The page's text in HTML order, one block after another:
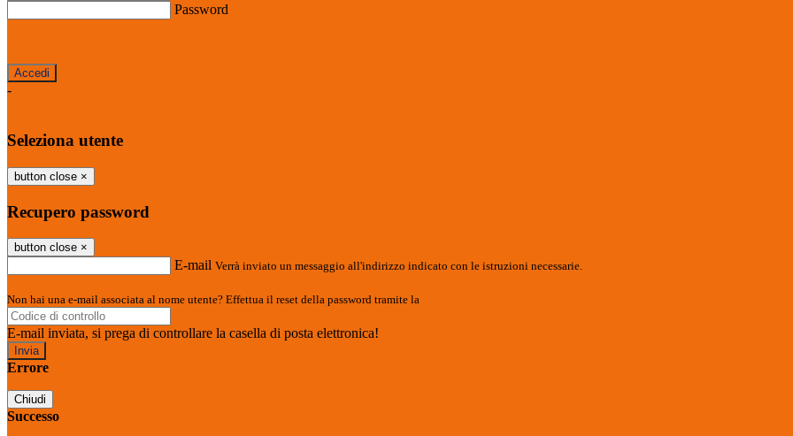
Password
-
Seleziona utente
button close ×
Recupero password
button close ×
E-mail Verrà inviato un messaggio all'indirizzo indicato con le istruzioni necessarie.
Non hai una e-mail associata al nome utente? Effettua il reset della password tramite la
E-mail inviata, si prega di controllare la casella di posta elettronica!
Errore
Chiudi
Successo